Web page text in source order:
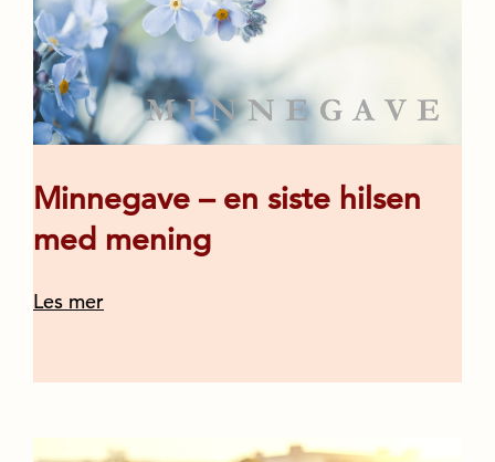
Minnegave – en siste hilsen
med mening
Les mer